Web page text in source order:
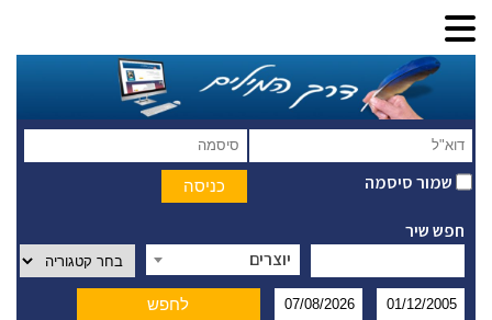
שמור סיסמה
חפש שיר
יוצרים